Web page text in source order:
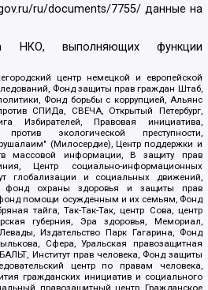
ru/documents/7755/ данные на
НКО, выполняющих функции
центр немецкой и европейской
Фонд защиты прав граждан Штаб,
Фонд борьбы с коррупцией, Альянс
СПИДа, СВЕЧА, Открытый Петербург,
Избирателей, Правовая инициатива,
экологической преступности,
(Милосердие), Центр поддержки и
массовой информации, В защиту прав
Центр социально-информационных
глобализации и социальных движений,
фонд охраны здоровья и защиты прав
помощи осужденным и их семьям, Фонд
тайга, Так-Так-Так, центр Сова, центр
губерния, Эра здоровья, Мемориал,
Издательство Парк Гагарина, Фонд
Сфера, Уральская правозащитная
Институт прав человека, Фонд защиты
центр по правам человека,
гражданских инициатив и социального
правозащитный центр, Гражданское